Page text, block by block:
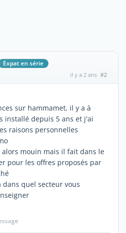
Expat en série
il y a 2 ans #2
sur hammamet, il y a à
installé depuis 5 ans et j'ai
raisons personnelles
mouin mais il fait dans le
pour les offres proposés par
dans quel secteur vous